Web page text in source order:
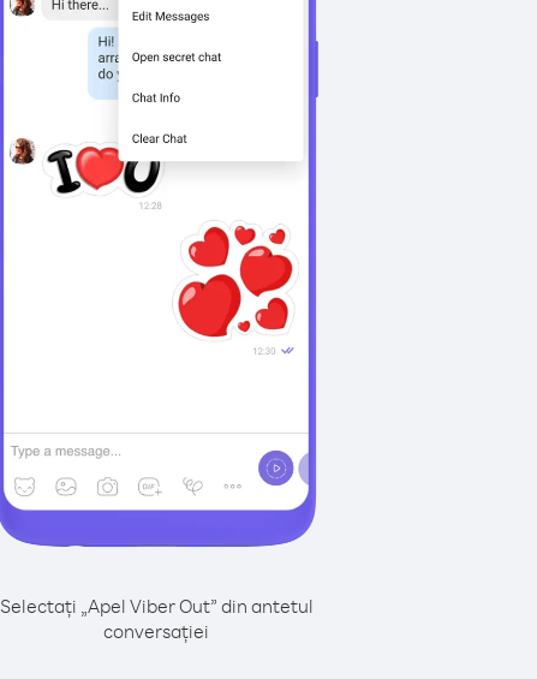
Selectați „Apel Viber Out” din antetul
conversației